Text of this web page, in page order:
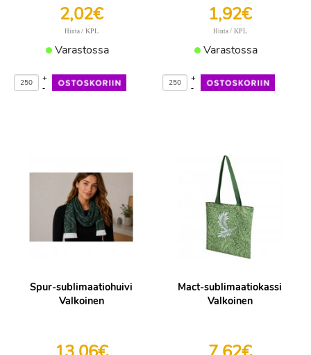
2,02€
Hinta / KPL
Varastossa
-
+
1,92€
Hinta / KPL
Varastossa
-
+
Spur-sublimaatiohuivi
Valkoinen
Mact-sublimaatiokassi
Valkoinen